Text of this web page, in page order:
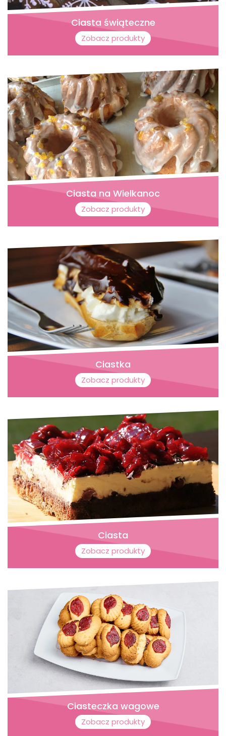
Ciasta świąteczne
Zobacz produkty
Ciasta na Wielkanoc
Zobacz produkty
Ciastka
Zobacz produkty
Ciasta
Zobacz produkty
Ciasteczka wagowe
Zobacz produkty